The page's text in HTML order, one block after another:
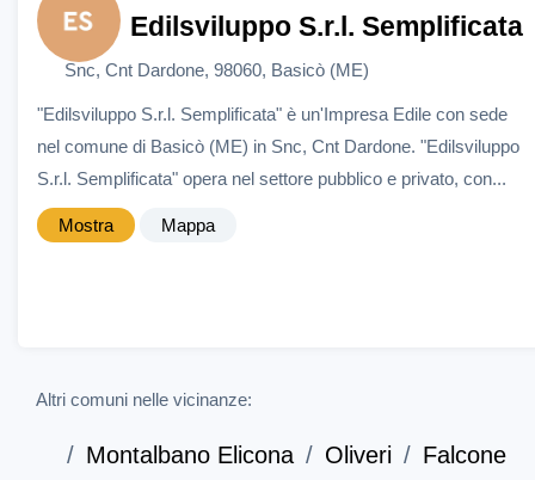
Edilsviluppo S.r.l. Semplificata
Snc, Cnt Dardone, 98060, Basicò (ME)
"Edilsviluppo S.r.l. Semplificata" è un'Impresa Edile con sede
nel comune di Basicò (ME) in Snc, Cnt Dardone. "Edilsviluppo
S.r.l. Semplificata" opera nel settore pubblico e privato, con...
Mostra Mappa
Altri comuni nelle vicinanze:
Montalbano Elicona Oliveri
Falcone